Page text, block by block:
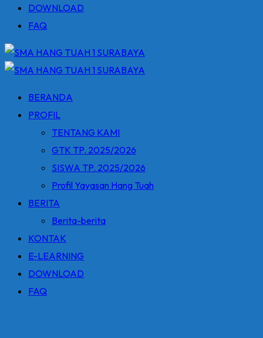
DOWNLOAD
FAQ
BERANDA
PROFIL
TENTANG KAMI
GTK TP. 2025/2026
SISWA TP. 2025/2026
Profil Yayasan Hang Tuah
BERITA
Berita-berita
KONTAK
E-LEARNING
DOWNLOAD
FAQ